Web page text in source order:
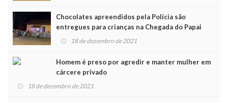
Chocolates apreendidos pela Polícia são
entregues para crianças na Chegada do Papai
Noel
18 de dezembro de 2021
Homem é preso por agredir e manter mulher em
cárcere privado
18 de dezembro de 2021